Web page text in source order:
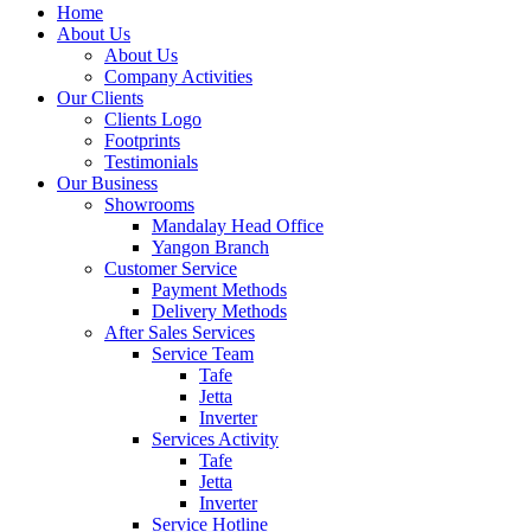
Home
About Us
About Us
Company Activities
Our Clients
Clients Logo
Footprints
Testimonials
Our Business
Showrooms
Mandalay Head Office
Yangon Branch
Customer Service
Payment Methods
Delivery Methods
After Sales Services
Service Team
Tafe
Jetta
Inverter
Services Activity
Tafe
Jetta
Inverter
Service Hotline